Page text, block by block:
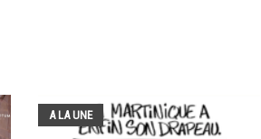
A LA UNE